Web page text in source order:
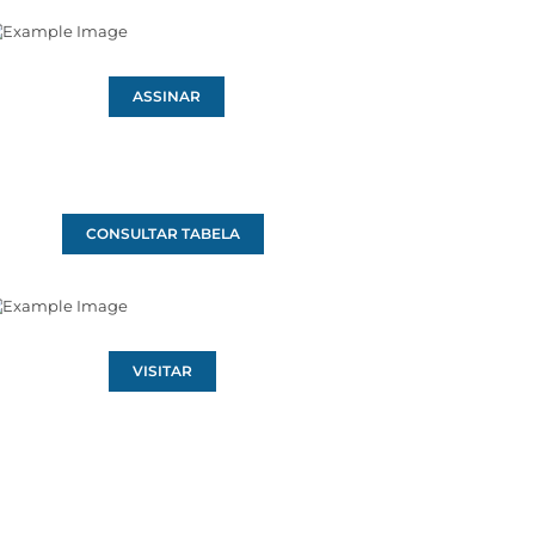
ASSINAR
CONSULTAR TABELA
VISITAR